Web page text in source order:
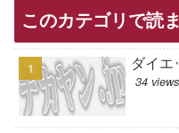
このカテゴリで読
ダイエ
34 views